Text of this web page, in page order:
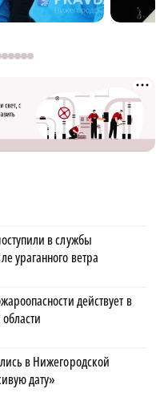
в службы
ураганного ветра
действует в
в Нижегородской
дату»